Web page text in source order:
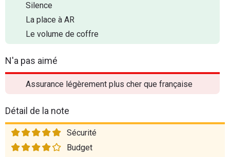
Silence
La place à AR
Le volume de coffre
N'a pas aimé
Assurance légèrement plus cher que française
Détail de la note
Sécurité
Budget